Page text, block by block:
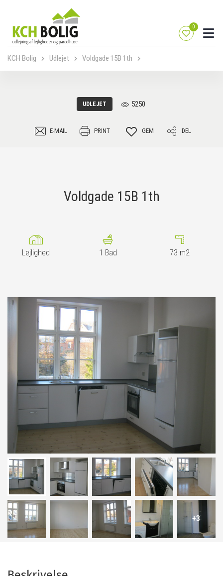
0
KCH Bolig Udlejet Voldgade 15B 1th
UDLEJET 5250
E-MAIL PRINT GEM DEL
Voldgade 15B 1th
Lejlighed 1 Bad 73 m2
+3